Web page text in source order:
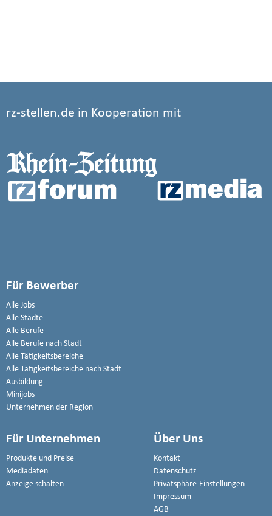
rz-stellen.de in Kooperation mit
Für Bewerber
Alle Jobs
Alle Städte
Alle Berufe
Alle Berufe nach Stadt
Alle Tätigkeitsbereiche
Alle Tätigkeitsbereiche nach Stadt
Ausbildung
Minijobs
Unternehmen der Region
Für Unternehmen
Produkte und Preise
Mediadaten
Anzeige schalten
Über Uns
Kontakt
Datenschutz
Privatsphäre-Einstellungen
Impressum
AGB